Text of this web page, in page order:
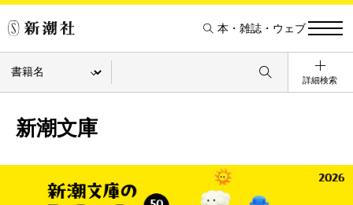
本・雑誌・ウェブ
詳細検索
新潮文庫